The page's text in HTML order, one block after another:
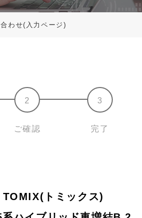
わせ(入力ページ)
ご確認 完了
トミックス)